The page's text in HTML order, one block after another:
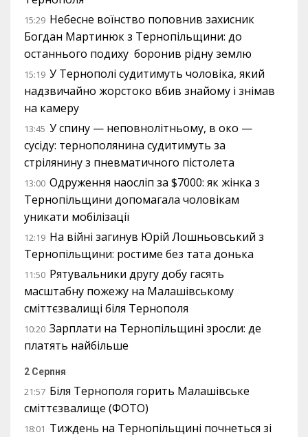
15:29 Небесне воїнство поповнив захисник
Богдан Мартинюк з Тернопільщини: до
останнього подиху боронив рідну землю
15:19 У Тернополі судитимуть чоловіка, який
надзвичайно жорстоко вбив знайому і знімав
на камеру
13:45 У спину — неповнолітньому, в око —
сусіду: тернополянина судитимуть за
стрілянину з пневматичного пістолета
13:00 Одруження наосліп за $7000: як жінка з
Тернопільщини допомагала чоловікам
уникати мобілізації
12:19 На війні загинув Юрій Лошньовський з
Тернопільщини: ростиме без тата донька
11:50 Рятувальники другу добу гасять
масштабну пожежу на Малашівському
сміттєзвалищі біля Тернополя
10:20 Зарплати на Тернопільщині зросли: де
платять найбільше
2 Серпня
21:57 Біля Тернополя горить Малашівське
сміттєзвалище (ФОТО)
18:01 Тиждень на Тернопільщині почнеться зі